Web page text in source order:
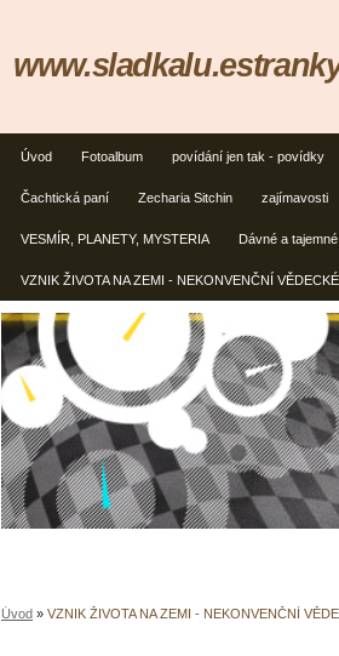
Úvod Fotoalbum povídání jen tak - povídky
Čachtická paní Zecharia Sitchin zajímavosti
VESMÍR, PLANETY, MYSTERIA Dávné a
VZNIK ŽIVOTA NA ZEMI - NEKONVENČNÍ
Úvod » VZNIK ŽIVOTA NA ZEMI - NEKONVENČNÍ